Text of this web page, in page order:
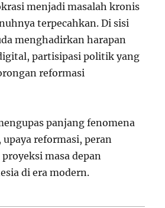
menjadi masalah kronis
terpecahkan. Di sisi
menghadirkan harapan
partisipasi politik yang
reformasi
panjang fenomena
reformasi, peran
masa depan
di era modern.